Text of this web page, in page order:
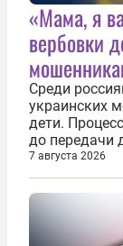
«Мама, я
вербовки
Среди
украинских
дети.
до передачи
кураторов
нескольких
послушных
7 августа 2026